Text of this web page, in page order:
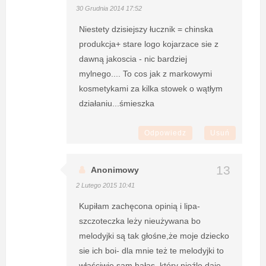
30 Grudnia 2014 17:52
Niestety dzisiejszy łucznik = chinska
produkcja+ stare logo kojarzace sie z
dawną jakoscia - nic bardziej
mylnego.... To cos jak z markowymi
kosmetykami za kilka stowek o wątłym
działaniu...śmieszka
Odpowiedz Usuń
Anonimowy
2 Lutego 2015 10:41
Kupiłam zachęcona opinią i lipa-
szczoteczka leży nieużywana bo
melodyjki są tak głośne,że moje dziecko
sie ich boi- dla mnie też te melodyjki to